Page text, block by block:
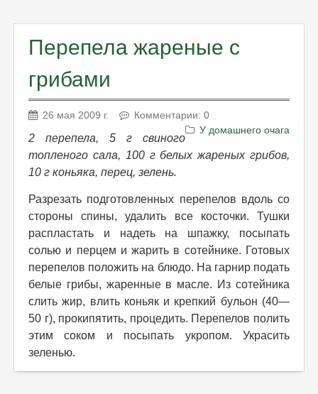
Перепела жареные с
грибами
26 мая 2009 г.
Комментарии: 0
У домашнего очага
2 перепела, 5 г свиного
топленого сала, 100 г белых жареных грибов,
10 г коньяка, перец, зелень.
Разрезать подготовленных перепелов вдоль со
стороны спины, удалить все косточки. Тушки
распластать и надеть на шпажку, посыпать
солью и перцем и жарить в сотейнике. Готовых
перепелов положить на блюдо. На гарнир подать
белые грибы, жаренные в масле. Из сотейника
слить жир, влить коньяк и крепкий бульон (40—
50 г), прокипятить, процедить. Перепелов полить
этим соком и посыпать укропом. Украсить
зеленью.